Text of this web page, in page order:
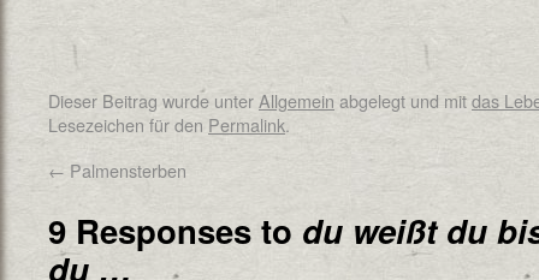
Dieser Beitrag wurde unterAllgemein abgelegt und mitdas
Lesezeichen für den Permalink.
← Palmensterben
9 Responses to du weißt du
du …